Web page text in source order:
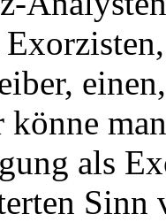
könne
als
Sinn